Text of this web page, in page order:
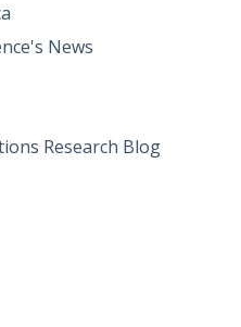
News
Research Blog